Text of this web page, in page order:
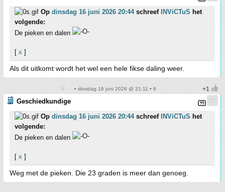
Op dinsdag 16 juni 2026 20:44schreef INViCTuS het
volgende:
De pieken en dalen
[ x ]
Als dit uitkomt wordt het wel een hele fikse daling weer.
• dinsdag 16 juni 2026 @ 21:11 • 6
Geschiedkundige
Op dinsdag 16 juni 2026 20:44schreef INViCTuS het
volgende:
De pieken en dalen
[ x ]
Weg met de pieken. Die 23 graden is meer dan genoeg.